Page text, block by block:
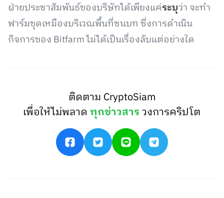
ฝ่ายประชาสัมพันธ์ของบริษัทได้เพียงแค่ระบุว่า จะทำ
ฟาร์มขุดเหมืองบริเวณพื้นที่ชนบท ซึ่งการดำเนิน
กิจการของ Bitfarm ไม่ได้เป็นเรื่องลับแต่อย่างใด
ติดตาม CryptoSiam
เพื่อให้ไม่พลาดทุกข่าวสารวงการคริปโต